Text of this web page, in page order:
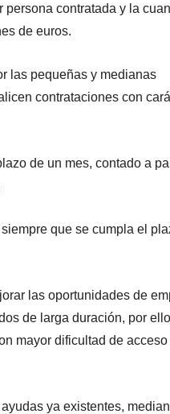
persona contratada y la
de euros.
las pequeñas y medianas
contrataciones con
de un mes, contado a
que se cumpla el
las oportunidades de
de larga duración, por
mayor dificultad de acceso
ya existentes,